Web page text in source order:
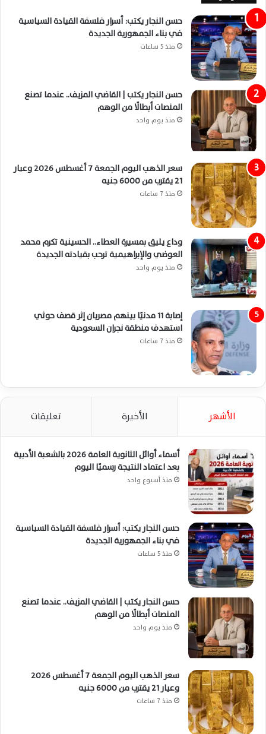
حسن النجار يكتب: أسرار فلسفة القيادة السياسية
في بناء الجمهورية الجديدة
منذ 5 ساعات
حسن النجار يكتب | القاضي المزيف.. عندما تصنع
المنصات أبطالًا من الوهم
منذ يوم واحد
سعر الذهب اليوم الجمعة 7 أغسطس 2026 وعيار
21 يقترب من 6000 جنيه
منذ 7 ساعات
وداع يليق بمسيرة العطاء.. الحسينية تكرم محمد
العوضي والإبراهيمية ترحب بقيادته الجديدة
منذ يوم واحد
إصابة 11 مدنيًا بينهم مصريان إثر قصف حوثي
استهدف منطقة نجران السعودية
منذ 7 ساعات
الأشهر الأخيرة تعليقات
أسماء أوائل الثانوية العامة 2026 بالشعبة الأدبية
بعد اعتماد النتيجة رسميًا اليوم
منذ أسبوع واحد
حسن النجار يكتب: أسرار فلسفة القيادة السياسية
في بناء الجمهورية الجديدة
منذ 5 ساعات
حسن النجار يكتب | القاضي المزيف.. عندما تصنع
المنصات أبطالًا من الوهم
منذ يوم واحد
سعر الذهب اليوم الجمعة 7 أغسطس 2026
وعيار 21 يقترب من 6000 جنيه
منذ 7 ساعات